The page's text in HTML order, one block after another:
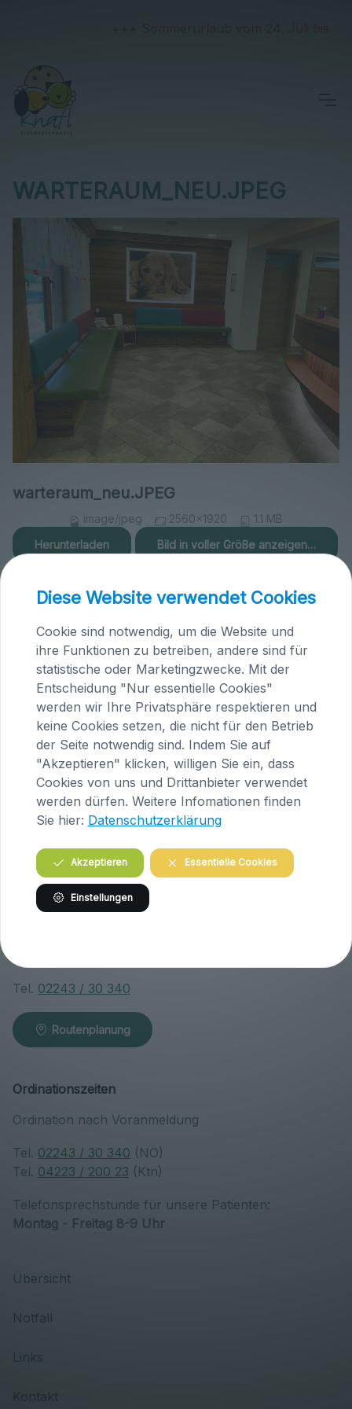
WARTERAUM_NEU.JPEG
warteraum_neu.JPEG
image/jpeg 2560x1920
1.1 MB
Herunterladen
Bild in voller Größe anzeigen…
Praxis Maria Saal (Kärnten)
Brandlhof
Höfern 1
A-9063 Maria Saal
Österreich
Tel.04223 / 200 23
Routenplanung
Praxis Klosterneuburg (Niederösterreich)
Wiener Straße 146
Tel. 02243 / 30 340
Routenplanung
Ordinationszeiten
Ordination nach Voranmeldung
Tel. 02243 / 30 340 (NÖ)
Tel. 04223 / 200 23 (Ktn)
Telefonsprechstunde für unsere Patienten:
Montag - Freitag 8-9 Uhr
Übersicht
Notfall
Links
Diese Website verwendet Cookies
Cookie sind notwendig, um die Website und
ihre Funktionen zu betreiben, andere sind für
statistische oder Marketingzwecke. Mit der
Entscheidung "Nur essentielle Cookies"
werden wir Ihre Privatsphäre respektieren und
keine Cookies setzen, die nicht für den Betrieb
der Seite notwendig sind. Indem Sie auf
"Akzeptieren" klicken, willigen Sie ein, dass
Cookies von uns und Drittanbieter verwendet
werden dürfen. Weitere Infomationen finden
Sie hier: Datenschutzerklärung
Akzeptieren Essentielle Cookies
Einstellungen